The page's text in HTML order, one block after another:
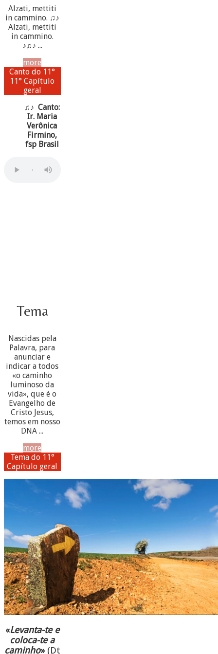
Alzati, mettiti
in cammino. ♫♪
Alzati, mettiti
in cammino.
♪♫♪ ...
more
Canto do 11°
11° Capítulo
geral
♫♪ Canto:
Ir. Maria
Verônica
Firmino,
fsp Brasil
Tema
Nascidas pela
Palavra, para
anunciar e
indicar a todos
«o caminho
luminoso da
vida», que é o
Evangelho de
Cristo Jesus,
temos em nosso
DNA ...
more
Tema do 11°
Capítulo geral
«Levanta-te e
coloca-te a
caminho»(Dt